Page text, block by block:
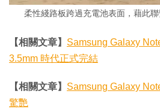
柔性綫路板跨過充電池表面，藉此聯
【相關文章】 Samsung Galaxy
3.5mm 時代正式完結
【相關文章】 Samsung Galaxy
驚艷